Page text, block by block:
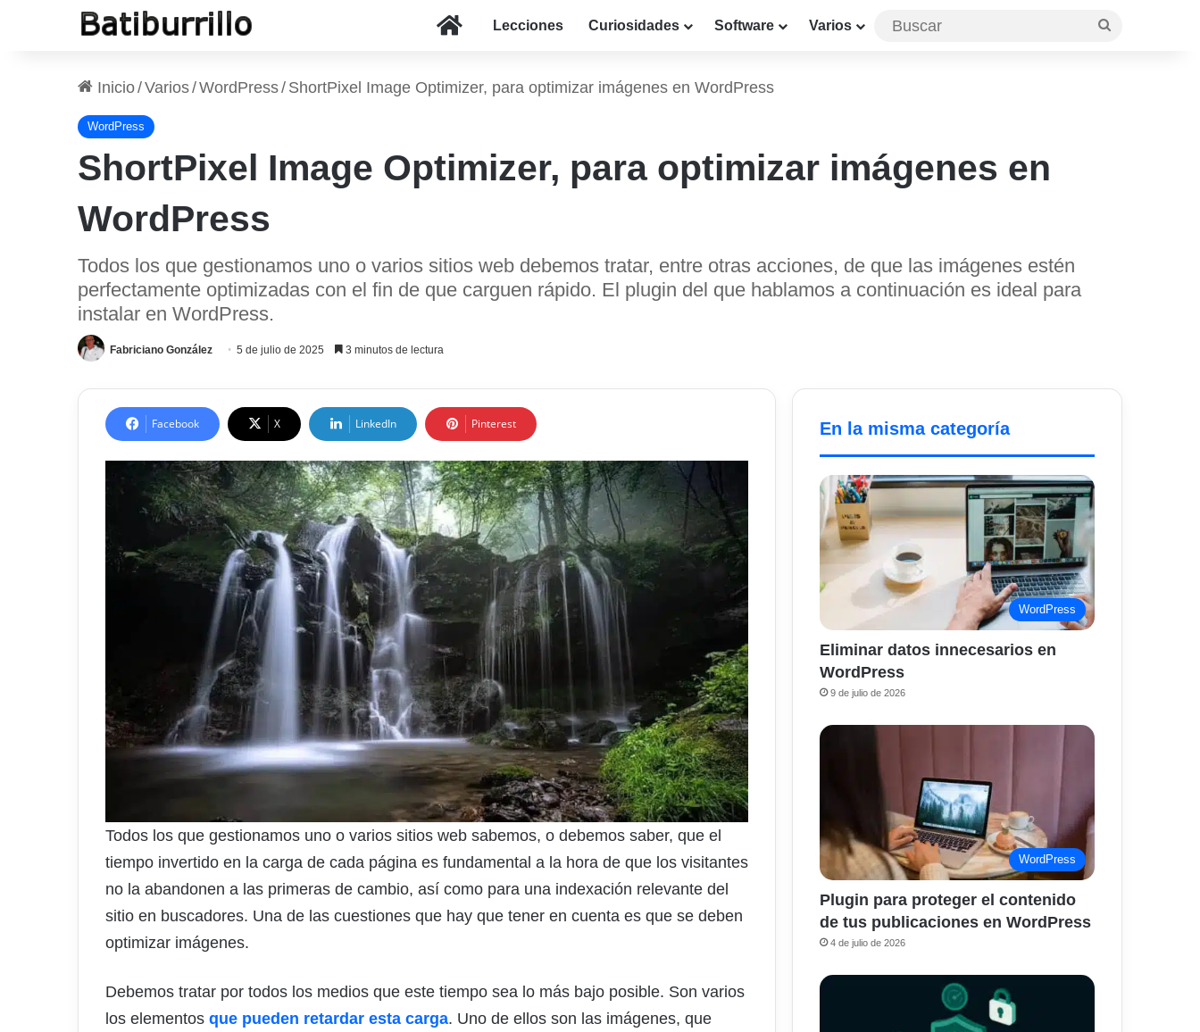
InicioLecciones Curiosidades Software Varios
Inicio/Varios/WordPress/ ShortPixel Image Optimizer, para optimizar imágenes en WordPress
WordPress
ShortPixel Image Optimizer, para optimizar imágenes en
WordPress
Todos los que gestionamos uno o varios sitios web debemos tratar, entre otras acciones, de que las imágenes estén
perfectamente optimizadas con el fin de que carguen rápido. El plugin del que hablamos a continuación es ideal para
instalar en WordPress.
Fabriciano González 5 de julio de 2025 3 minutos de lectura
Facebook X LinkedIn Pinterest
Todos los que gestionamos uno o varios sitios web sabemos, o debemos saber, que el
tiempo invertido en la carga de cada página es fundamental a la hora de que los visitantes
no la abandonen a las primeras de cambio, así como para una indexación relevante del
sitio en buscadores. Una de las cuestiones que hay que tener en cuenta es que se deben
optimizar imágenes.
Debemos tratar por todos los medios que este tiempo sea lo más bajo posible. Son varios
los elementos que pueden retardar esta carga. Uno de ellos son las imágenes, que
En la misma categoría
WordPress
Eliminar datos innecesarios en
WordPress
9 de julio de 2026
WordPress
Plugin para proteger el contenido
de tus publicaciones en WordPress
4 de julio de 2026